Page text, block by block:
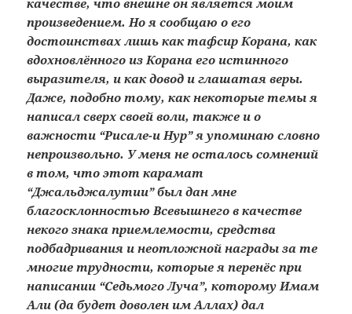
качестве, что внешне он является моим
произведением. Но я сообщаю о его
достоинствах лишь как тафсир Корана, как
вдохновлённого из Корана его истинного
выразителя, и как довод и глашатая веры.
Даже, подобно тому, как некоторые темы я
написал сверх своей воли, также и о
важности “Рисале-и Нур” я упоминаю словно
непроизвольно. У меня не осталось сомнений
в том, что этот карамат
“Джальджалутии” был дан мне
благосклонностью Всевышнего в качестве
некого знака приемлемости, средства
подбадривания и неотложной награды за те
многие трудности, которые я перенёс при
написании “Седьмого Луча”, которому Имам
Али (да будет доволен им Аллах) дал